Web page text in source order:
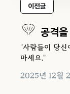
이전글
공격
"사람들이 당신
마세요."
2025년 12월